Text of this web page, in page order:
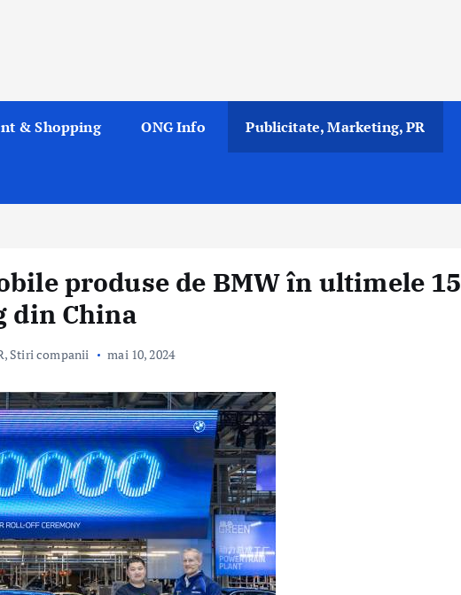
& Shopping ONG Info Publicitate, Marketing, PR
produse de BMW în ultimele 15
din China
, Stiri companii mai 10, 2024